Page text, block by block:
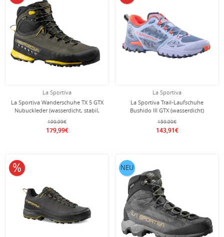
La Sportiva
La Sportiva Wanderschuhe TX 5 GTX
Nubuckleder (wasserdicht, stabil,
schützend)
carbongrün/schwarz/gelb Herren
199,99€
179,99€
La Sportiva
La Sportiva Trail-Laufschuhe
Bushido III GTX (wasserdicht)
blau/hellgrau/orange Damen
159,90€
143,91€
10% reduziert NEU